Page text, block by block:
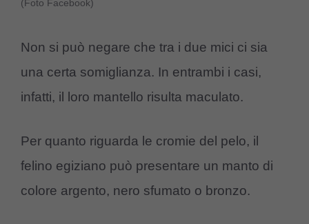
(Foto Facebook)
Non si può negare che tra i due mici ci sia
una certa somiglianza. In entrambi i casi,
infatti, il loro mantello risulta maculato.
Per quanto riguarda le cromie del pelo, il
felino egiziano può presentare un manto di
colore argento, nero sfumato o bronzo.